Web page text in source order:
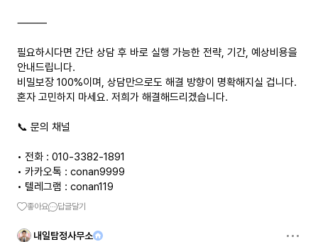
⸻
필요하시다면 간단 상담 후 바로 실행 가능한 전략, 기간, 예상비용을
안내드립니다.
비밀보장 100%이며, 상담만으로도 해결 방향이 명확해지실 겁니다.
혼자 고민하지 마세요. 저희가 해결해드리겠습니다.
📞 문의 채널
• 전화 : 010-3382-1891
• 카카오톡 : conan9999
• 텔레그램 : conan119
좋아요 답글달기
내일탐정사무소